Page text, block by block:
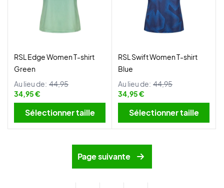
RSL Edge Women T-shirt
Green
Au lieu de: 44,95
34,95 €
Sélectionner taille
RSL Swift Women T-shirt
Blue
Au lieu de: 44,95
34,95 €
Sélectionner taille
Page suivante